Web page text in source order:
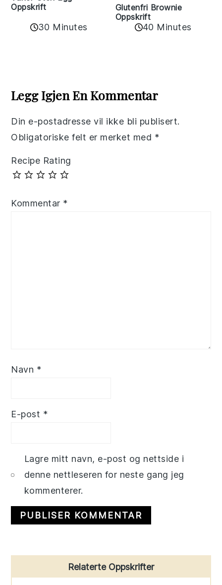
Oppskrift
30 Minutes
Glutenfri Brownie
Oppskrift
40 Minutes
Interactions
Legg Igjen En Kommentar
Din e-postadresse vil ikke bli publisert.
Obligatoriske felt er merket med *
Recipe Rating
Kommentar *
Navn *
E-post *
Lagre mitt navn, e-post og nettside i
denne nettleseren for neste gang jeg
kommenterer.
Relaterte Oppskrifter